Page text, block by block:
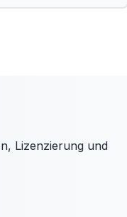
Lizenzierung und